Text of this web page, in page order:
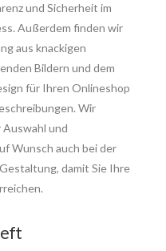
und Sicherheit im
Außerdem finden wir
aus knackigen
Bildern und dem
für Ihren Onlineshop
Wir
und
Wunsch auch bei der
damit Sie Ihre